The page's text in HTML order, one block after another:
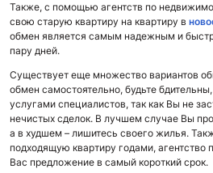
Также, с помощью агентств по
свою старую квартиру на квартиру в
обмен является самым надежным и
пару дней.
Существует еще множество вариантов
обмен самостоятельно, будьте
услугами специалистов, так как Вы не
нечистых сделок. В лучшем случае Вы
а в худшем – лишитесь своего жилья.
подходящую квартиру годами, агентство
Вас предложение в самый короткий срок.